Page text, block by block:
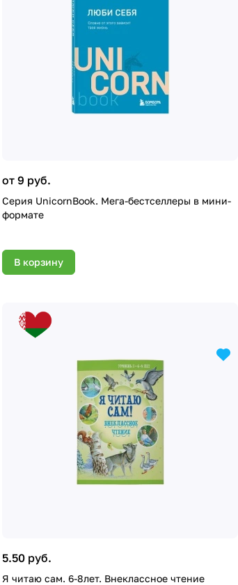
от 9 руб.
Серия UnicornBook. Мега-бестселлеры в мини-
формате
В корзину
5.50 руб.
Я читаю сам. 6-8лет. Внеклассное чтение